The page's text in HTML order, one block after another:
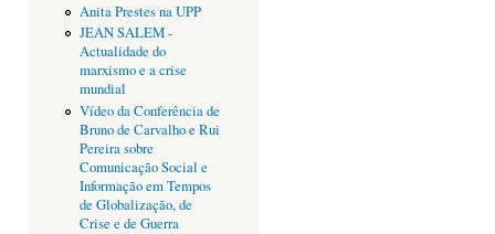
Anita Prestes na UPP
JEAN SALEM -
Actualidade do
marxismo e a crise
mundial
Vídeo da Conferência de
Bruno de Carvalho e Rui
Pereira sobre
Comunicação Social e
Informação em Tempos
de Globalização, de
Crise e de Guerra